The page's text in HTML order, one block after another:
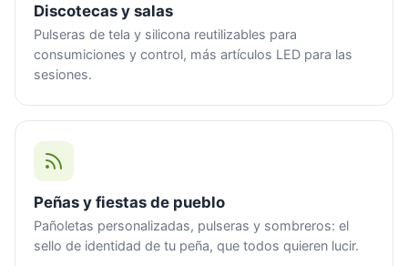
Discotecas y salas
Pulseras de tela y silicona reutilizables para
consumiciones y control, más artículos LED para las
sesiones.
Peñas y fiestas de pueblo
Pañoletas personalizadas, pulseras y sombreros: el
sello de identidad de tu peña, que todos quieren lucir.